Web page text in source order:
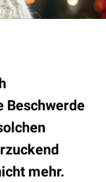
Beschwerde
mehr.